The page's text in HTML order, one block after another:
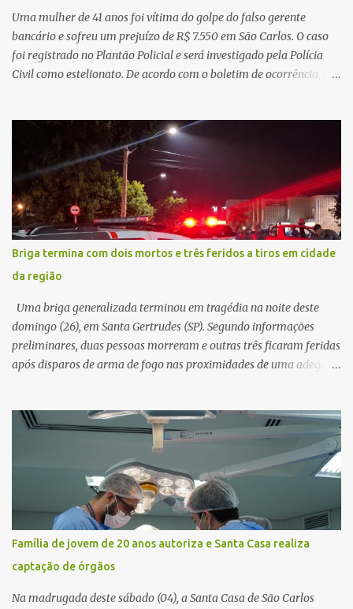
possível à população. Essa reflexão encontra respaldo tanto na
teoria da admini...
Uma mulher de 41 anos foi vítima do golpe do falso gerente
bancário e sofreu um prejuízo de R$ 7.550 em São Carlos. O caso
foi registrado no Plantão Policial e será investigado pela Polícia
Civil como estelionato. De acordo com o boletim de ocorrência, a
suspeito alegou que seria necessário atualizar o cadastro da conta
e passou a orientar a vítima sobre os procedimentos que deveriam
ser realizados. Dias depois, o golpista enviou um documento em
PDF simulando uma comunicação oficial da instituição financeira.
Na sequência, entrou em contato por telefone e encaminhou um
link, orientando a vítima a acessá-lo pelo computador para
concluir a suposta atualização cadastral. Após realizar o
procedimento, a conta bancária ficou bloqueada por algumas
horas. Sem conseguir acessar o sistema, a vítima tentou
novamente contato com o suposto gerente, mas não obteve
resposta. Na segunda-fe...
Briga termina com dois mortos e três feridos a tiros em cidade
da região
Uma briga generalizada terminou em tragédia na noite deste
domingo (26), em Santa Gertrudes (SP). Segundo informações
preliminares, duas pessoas morreram e outras três ficaram feridas
após disparos de arma de fogo nas proximidades de uma adega. O
começado dentro do estabelecimento e se estendido para a área
externa, quando dois homens armados passaram a efetuar
diversos disparos. Duas vítimas morreram ainda no local. Outras
três pessoas foram baleadas e socorridas. Até o momento, não
foram divulgadas informações oficiais sobre o estado de saúde dos
feridos. Equipes da Polícia Militar de Santa Gertrudes atenderam a
ocorrência e isolaram a área para o trabalho da perícia. Até a
última atualização, nenhum suspeito havia sido preso. A Polícia
Civil investigará a motivação da briga, a autoria dos disparos e as
circunstâncias do crime. A ocorrência segue em anda...
Família de jovem de 20 anos autoriza e Santa Casa realiza
captação de órgãos
Na madrugada deste sábado (04), a Santa Casa de São Carlos